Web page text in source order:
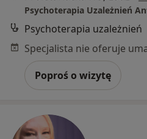
Psychoterapia Uzależnień
Psychoterapia uzależnień
Poproś o wizytę